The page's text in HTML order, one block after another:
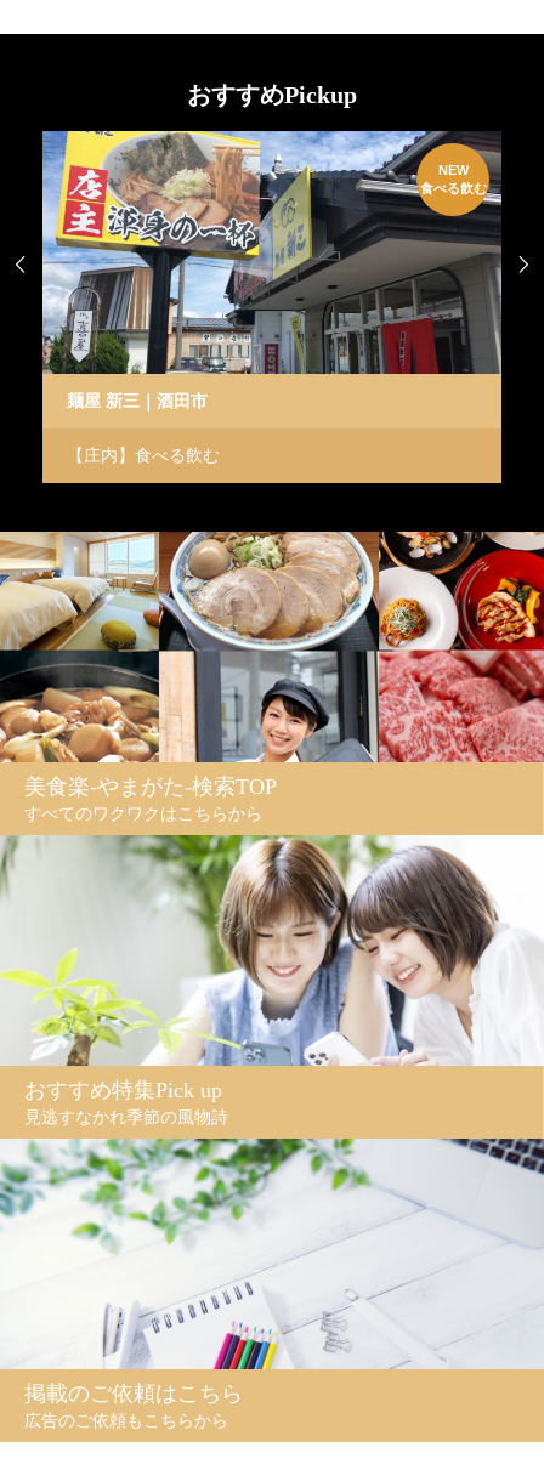
おすすめPickup
NEW
食べる飲む
麺屋 新三｜酒田市
【庄内】食べる飲む
 
美食楽-やまがた-検索TOP
すべてのワクワクはこちらから
おすすめ特集Pick up
見逃すなかれ季節の風物詩
掲載のご依頼はこちら
広告のご依頼もこちらから